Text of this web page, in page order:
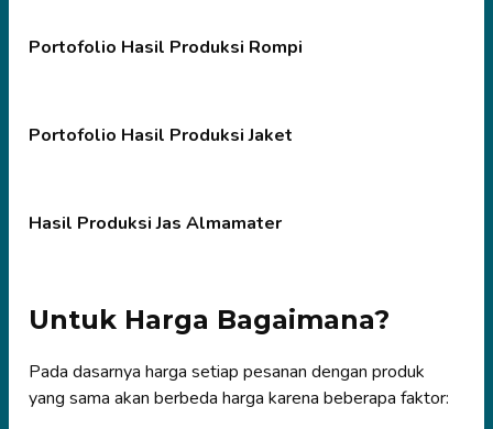
Portofolio Hasil Produksi Rompi
Portofolio Hasil Produksi Jaket
Hasil Produksi Jas Almamater
Untuk Harga Bagaimana?
Pada dasarnya harga setiap pesanan dengan produk
yang sama akan berbeda harga karena beberapa faktor: